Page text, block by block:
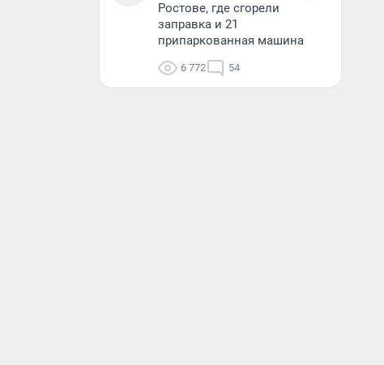
Ростове, где сгорели
заправка и 21
припаркованная машина
6 772 54